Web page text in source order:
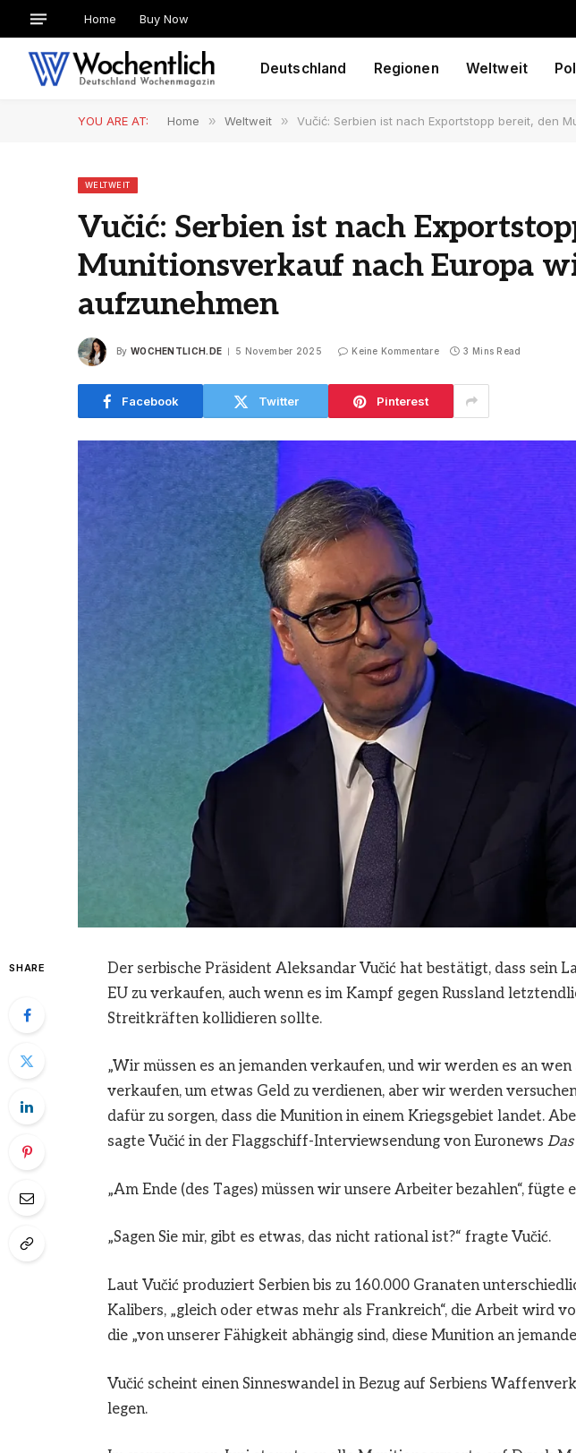
Home Buy Now
Deutschland Regionen Weltweit
YOU ARE AT: Home » Weltweit » Vučić: Serbien ist nach Exportstopp bereit, den
WELTWEIT
Vučić: Serbien ist nach
Munitionsverkauf nach Europa
aufzunehmen
By WOCHENTLICH.DE 5 November 2025 Keine Kommentare 3 Mins Read
Facebook Twitter Pinterest
SHARE
Der serbische Präsident Aleksandar Vučić hat bestätigt, dass sein
EU zu verkaufen, auch wenn es im Kampf gegen Russland
Streitkräften kollidieren sollte.
„Wir müssen es an jemanden verkaufen, und wir werden es an
verkaufen, um etwas Geld zu verdienen, aber wir werden
dafür zu sorgen, dass die Munition in einem Kriegsgebiet landet.
sagte Vučić in der Flaggschiff-Interviewsendung von Euronews
„Am Ende (des Tages) müssen wir unsere Arbeiter bezahlen“, fügte
„Sagen Sie mir, gibt es etwas, das nicht rational ist?“ fragte Vučić.
Laut Vučić produziert Serbien bis zu 160.000 Granaten
Kalibers, „gleich oder etwas mehr als Frankreich“, die Arbeit wird
die „von unserer Fähigkeit abhängig sind, diese Munition an
Vučić scheint einen Sinneswandel in Bezug auf Serbiens
legen.